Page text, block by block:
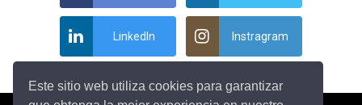
Este sitio web utiliza cookies para garantizar
LinkedIn Instragram